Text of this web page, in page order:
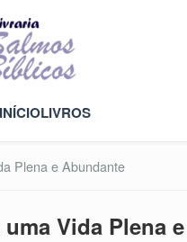
INÍCIOLIVROS
Plena e Abundante
Vida Plena